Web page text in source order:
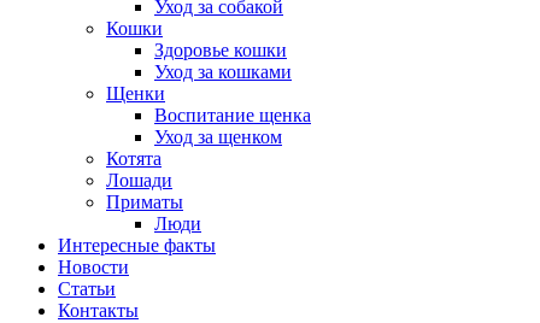
Уход за собакой
Кошки
Здоровье кошки
Уход за кошками
Щенки
Воспитание щенка
Уход за щенком
Котята
Лошади
Приматы
Люди
Интересные факты
Новости
Статьи
Контакты